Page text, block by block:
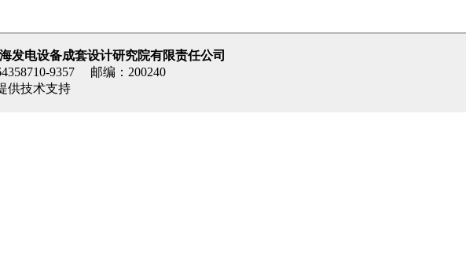
发电设备成套设计研究院有限责任公司
9357 邮编：200240
供技术支持